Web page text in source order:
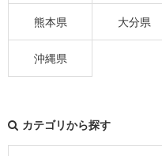
熊本県 大分県
沖縄県
カテゴリから探す